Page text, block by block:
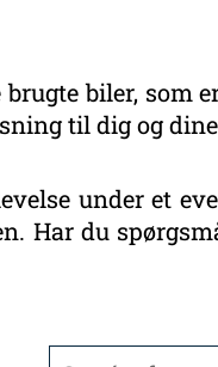
biler, som
til dig og
under et
Har du